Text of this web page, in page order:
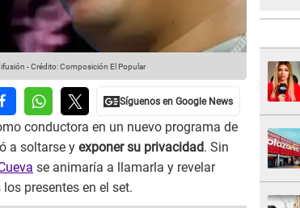
-Crédito: Composición El Popular
conductora en un nuevo programa de
a soltarse y exponer su privacidad. Sin
se animaría a llamarla y revelar
presentes en el set.